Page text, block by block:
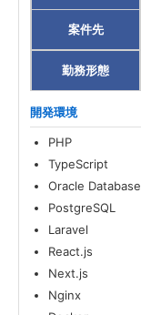
案件先
勤務形態
開発環境
PHP
TypeScript
Oracle Database
PostgreSQL
Laravel
React.js
Next.js
Nginx